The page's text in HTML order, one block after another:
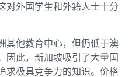
对外国学生和外籍人士十分
其他教育中心，但仍低于澳
因此，新加坡吸引了大量国
求极具竞争力的知识。价格